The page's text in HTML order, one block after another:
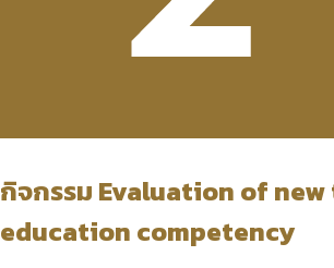
กิจกรรม Evaluation of new
education competency